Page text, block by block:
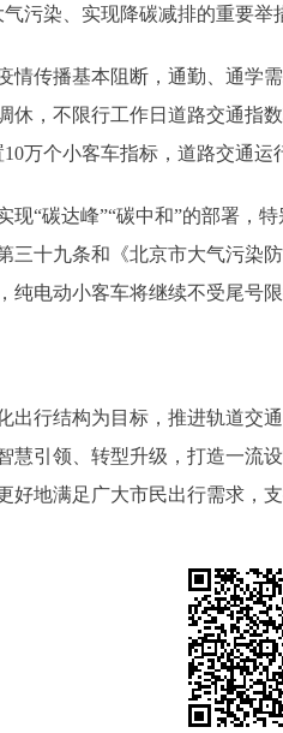
污染、实现降碳减排的重要举
传播基本阻断，通勤、通学
休，不限行工作日道路交通指
万个小客车指标，道路交通运
碳达峰”“碳中和”的部署，
三十九条和《北京市大气污染
电动小客车将继续不受尾号限
行结构为目标，推进轨道交
引领、转型升级，打造一流
地满足广大市民出行需求，